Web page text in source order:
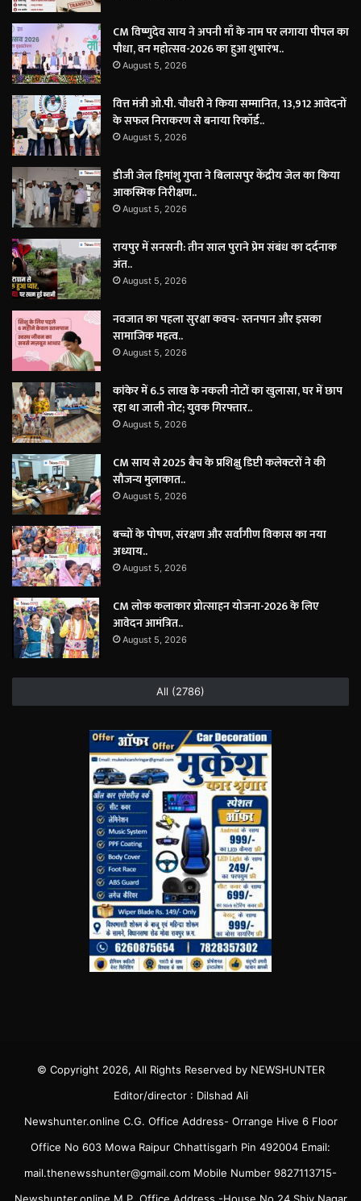
CM विष्णुदेव साय ने अपनी माँ के नाम पर लगाया पीपल का
पौधा, वन महोत्सव-2026 का हुआ शुभारंभ..
August 5, 2026
वित्त मंत्री ओ.पी. चौधरी ने किया सम्मानित, 13,912 आवेदनों
के सफल निराकरण से बनाया रिकॉर्ड..
August 5, 2026
डीजी जेल हिमांशु गुप्ता ने बिलासपुर केंद्रीय जेल का किया
आकस्मिक निरीक्षण..
August 5, 2026
रायपुर में सनसनी: तीन साल पुराने प्रेम संबंध का दर्दनाक
अंत..
August 5, 2026
नवजात का पहला सुरक्षा कवच- स्तनपान और इसका
सामाजिक महत्व..
August 5, 2026
कांकेर में 6.5 लाख के नकली नोटों का खुलासा, घर में छाप
रहा था जाली नोट; युवक गिरफ्तार..
August 5, 2026
CM साय से 2025 बैच के प्रशिक्षु डिप्टी कलेक्टरों ने की
सौजन्य मुलाकात..
August 5, 2026
बच्चों के पोषण, संरक्षण और सर्वांगीण विकास का नया
अध्याय..
August 5, 2026
CM लोक कलाकार प्रोत्साहन योजना-2026 के लिए
आवेदन आमंत्रित..
August 5, 2026
All (2786)
© Copyright 2026, All Rights Reserved by NEWSHUNTER
Editor/director : Dilshad Ali
Newshunter.online C.G. Office Address- Orrange Hive 6 Floor
Office No 603 Mowa Raipur Chhattisgarh Pin 492004 Email:
mail.thenewsshunter@gmail.com Mobile Number 9827113715-